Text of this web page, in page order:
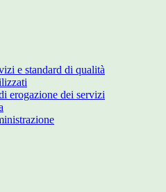
e standard di qualità
erogazione dei servizi